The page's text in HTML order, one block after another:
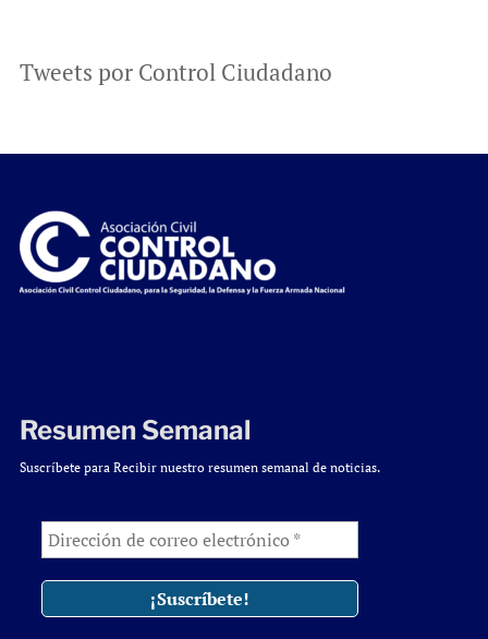
Tweets por Control Ciudadano
Resumen Semanal
Suscríbete para Recibir nuestro resumen semanal de noticias.